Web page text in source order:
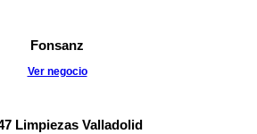
Fonsanz
Ver negocio
Limpiezas Valladolid